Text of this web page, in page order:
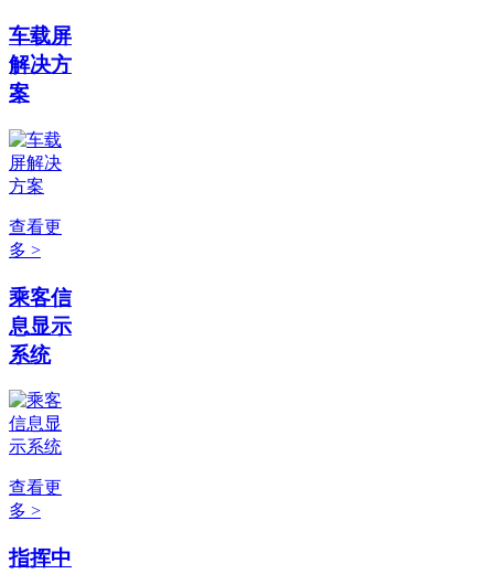
车载屏
解决方
案
查看更
多 >
乘客信
息显示
系统
查看更
多 >
指挥中